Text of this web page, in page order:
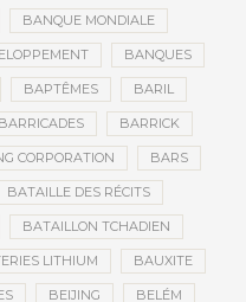
BANQUE MONDIALE
BANQUES
BAPTÊMES BARIL
BARRICADES BARRICK
CORPORATION BARS
BATAILLE DES RÉCITS
BATAILLON TCHADIEN
LITHIUM BAUXITE
BEIJING BELÉM